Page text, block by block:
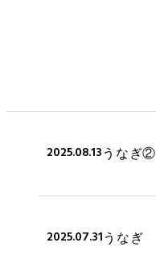
2025.08.13 うなぎ②
2025.07.31 うなぎ